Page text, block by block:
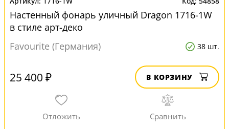
Настенный фонарь уличный Dragon 1716-1W
в стиле арт-деко
Favourite (Германия)
38 шт.
25 400 ₽ В КОРЗИНУ